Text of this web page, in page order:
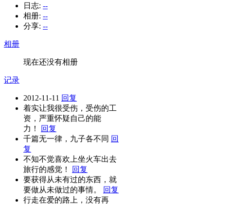
日志: --
相册: --
分享: --
相册
现在还没有相册
记录
2012-11-11 回复
着实让我很受伤，受伤的工
资，严重怀疑自己的能
力！
回复
千篇无一律，九子各不同 回
复
不知不觉喜欢上坐火车出去
旅行的感觉！
回复
要获得从未有过的东西，就
要做从未做过的事情。
回复
行走在爱的路上，没有再